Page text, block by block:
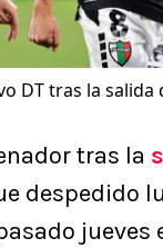
DT tras la salida
tras la
despedido
jueves